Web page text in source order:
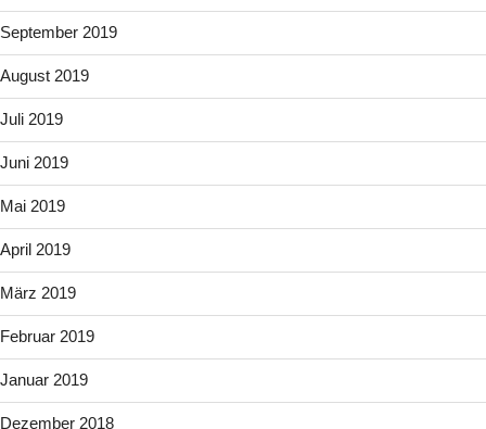
September 2019
August 2019
Juli 2019
Juni 2019
Mai 2019
April 2019
März 2019
Februar 2019
Januar 2019
Dezember 2018